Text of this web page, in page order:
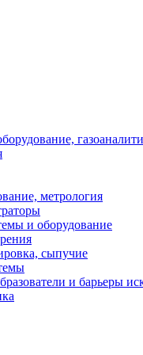
метрология
и оборудование
сыпучие
и барьеры